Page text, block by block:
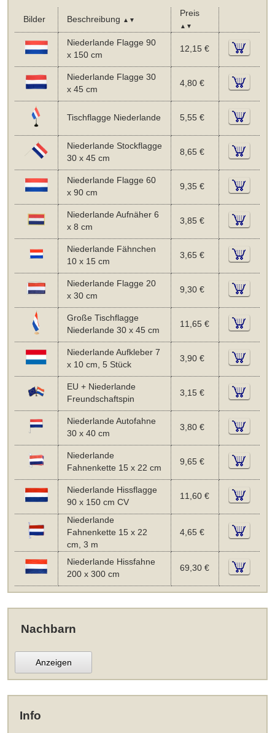
Bilder Beschreibung ▲▼
Preis
▲▼
Niederlande Flagge 90
x 150 cm
12,15 €
Niederlande Flagge 30
x 45 cm
4,80 €
Tischflagge Niederlande 5,55 €
Niederlande Stockflagge
30 x 45 cm
8,65 €
Niederlande Flagge 60
x 90 cm
9,35 €
Niederlande Aufnäher 6
x 8 cm
3,85 €
Niederlande Fähnchen
10 x 15 cm
3,65 €
Niederlande Flagge 20
x 30 cm
9,30 €
Große Tischflagge
Niederlande 30 x 45 cm
11,65 €
Niederlande Aufkleber 7
x 10 cm, 5 Stück
3,90 €
EU + Niederlande
Freundschaftspin
3,15 €
Niederlande Autofahne
30 x 40 cm
3,80 €
Niederlande
Fahnenkette 15 x 22 cm
9,65 €
Niederlande Hissflagge
90 x 150 cm CV
11,60 €
Niederlande
Fahnenkette 15 x 22
cm, 3 m
4,65 €
Niederlande Hissfahne
200 x 300 cm
69,30 €
Nachbarn
Anzeigen
Info